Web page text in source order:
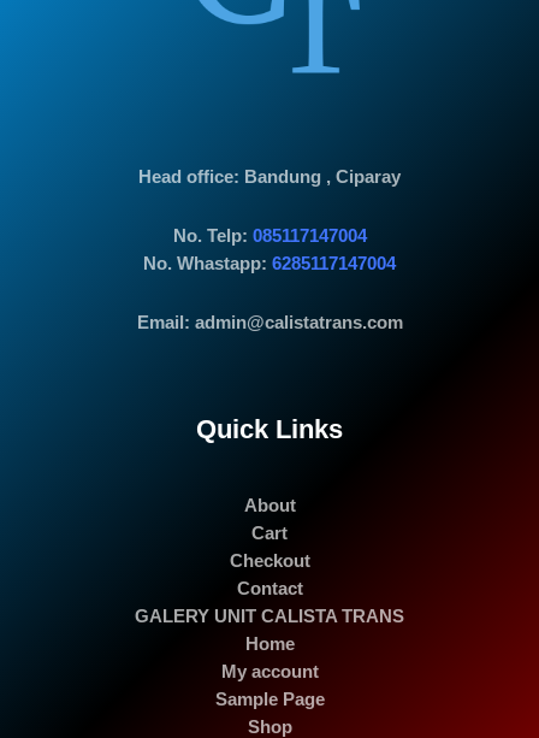
Head office: Bandung , Ciparay
No. Telp: 085117147004
No. Whastapp: 6285117147004
Email: admin@calistatrans.com
Quick Links
About
Cart
Checkout
Contact
GALERY UNIT CALISTA TRANS
Home
My account
Sample Page
Shop